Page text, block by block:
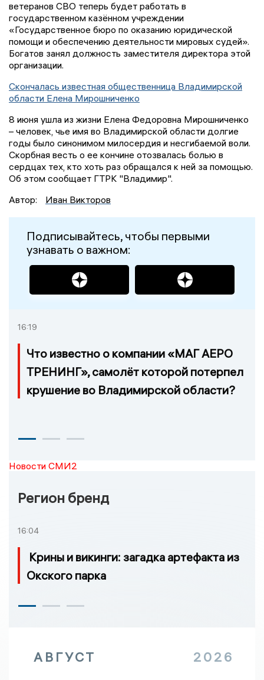
ветеранов СВО теперь будет работать в
государственном казённом учреждении
«Государственное бюро по оказанию юридической
помощи и обеспечению деятельности мировых судей».
Богатов занял должность заместителя директора этой
организации.
Скончалась известная общественница Владимирской
области Елена Мирошниченко
8 июня ушла из жизни Елена Федоровна Мирошниченко
– человек, чье имя во Владимирской области долгие
годы было синонимом милосердия и несгибаемой воли.
Скорбная весть о ее кончине отозвалась болью в
сердцах тех, кто хоть раз обращался к ней за помощью.
Об этом сообщает ГТРК "Владимир".
Автор:
Иван Викторов
Подписывайтесь, чтобы первыми
узнавать о важном:
16:19
Что известно о компании «МАГ АЕРО
ТРЕНИНГ», самолёт которой потерпел
крушение во Владимирской области?
Новости СМИ2
Регион бренд
16:04
Крины и викинги: загадка артефакта из
Окского парка
АВГУСТ 2026